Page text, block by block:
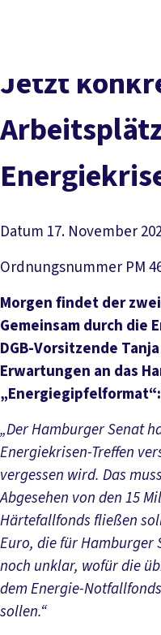
Jetzt
Datum 17. November
Ordnungsnummer PM
Morgen findet der
Gemeinsam durch die
DGB-Vorsitzende
Erwartungen an das
„Energiegipfelformat“:
„Der Hamburger Senat
Energiekrisen-Treffen
vergessen wird. Das
Abgesehen von den 15
Härtefallfonds fließen
Euro, die für Hamburger
noch unklar, wofür die
dem Energie-
sollen.“